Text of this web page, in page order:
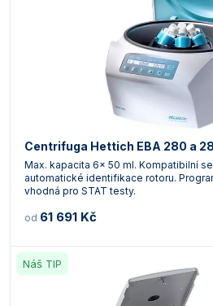
Centrifuga Hettich EBA 280 a
Max. kapacita 6x 50 ml. Kompatibilní
automatické identifikace rotoru.
vhodná pro STAT testy.
od 61 691 Kč
Náš TIP